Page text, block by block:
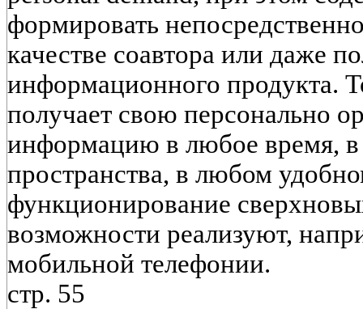
формировать
качестве соавтора или даже
информационного продукта.
получает свою персонально
информацию в любое время, в
пространства, в любом
функционирование
возможности реализуют,
мобильной телефонии.
стр. 55